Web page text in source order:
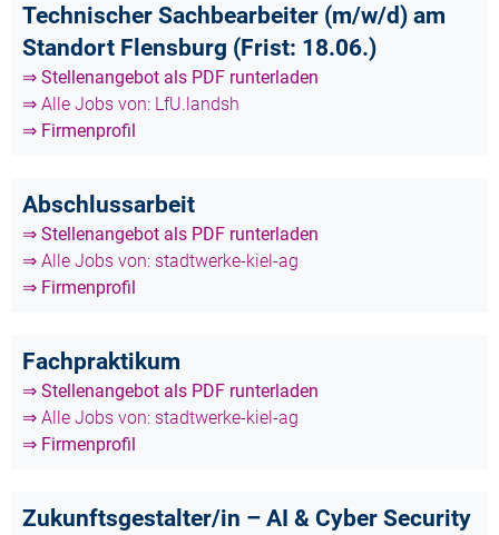
Technischer Sachbearbeiter (m/w/d) am
Standort Flensburg (Frist: 18.06.)
⇒ Stellenangebot als PDF runterladen
⇒ Alle Jobs von: LfU.landsh
⇒ Firmenprofil
Abschlussarbeit
⇒ Stellenangebot als PDF runterladen
⇒ Alle Jobs von: stadtwerke-kiel-ag
⇒ Firmenprofil
Fachpraktikum
⇒ Stellenangebot als PDF runterladen
⇒ Alle Jobs von: stadtwerke-kiel-ag
⇒ Firmenprofil
Zukunftsgestalter/in – AI & Cyber Security